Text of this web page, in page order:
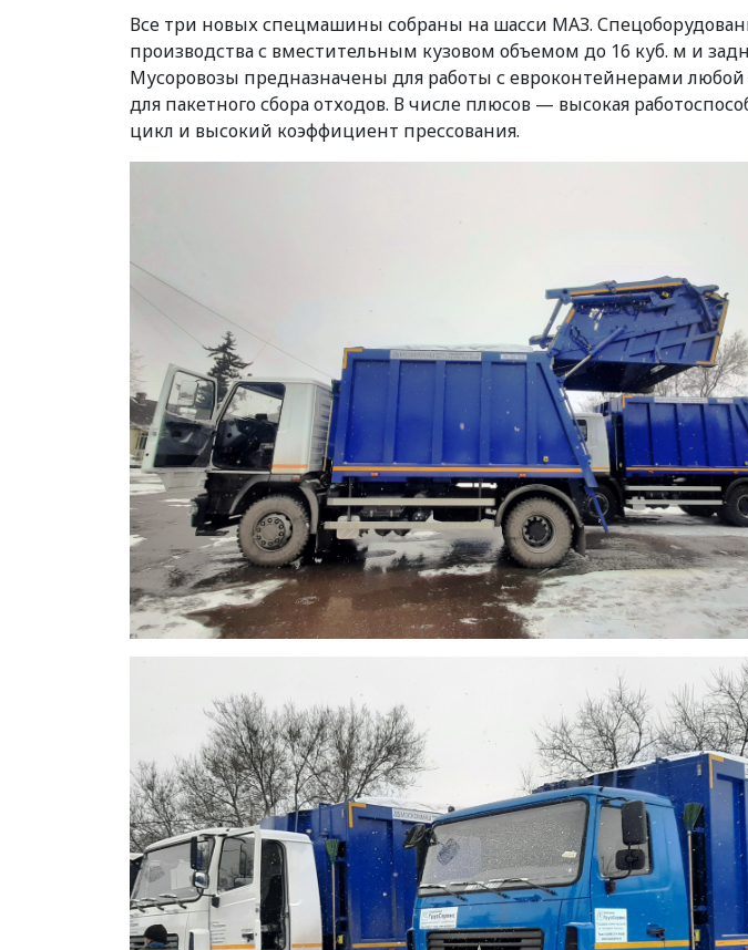
Все три новых спецмашины собраны на шасси МАЗ.
производства с вместительным кузовом объемом до 16 куб. м и
Мусоровозы предназначены для работы с евроконтейнерами
для пакетного сбора отходов. В числе плюсов — высокая
цикл и высокий коэффициент прессования.